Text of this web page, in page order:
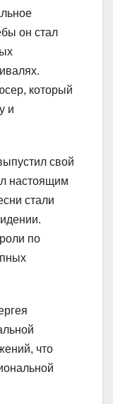
он стал
который
и
свой
настоящим
стали
по
что